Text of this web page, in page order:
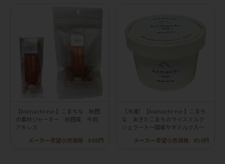
【komachi-na-】こまちな 秋田
の素材ジャーキー 秋田産 牛肉
アキレス
メーカー希望小売価格
500円
［冷凍］【komachi-na-】こまち
な あきたこまちのライスミルク
ジェラート～国産ヤギミルク入～
メーカー希望小売価格
850円